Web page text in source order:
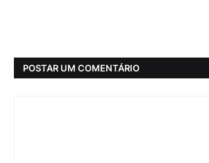
POSTAR UM COMENTÁRIO